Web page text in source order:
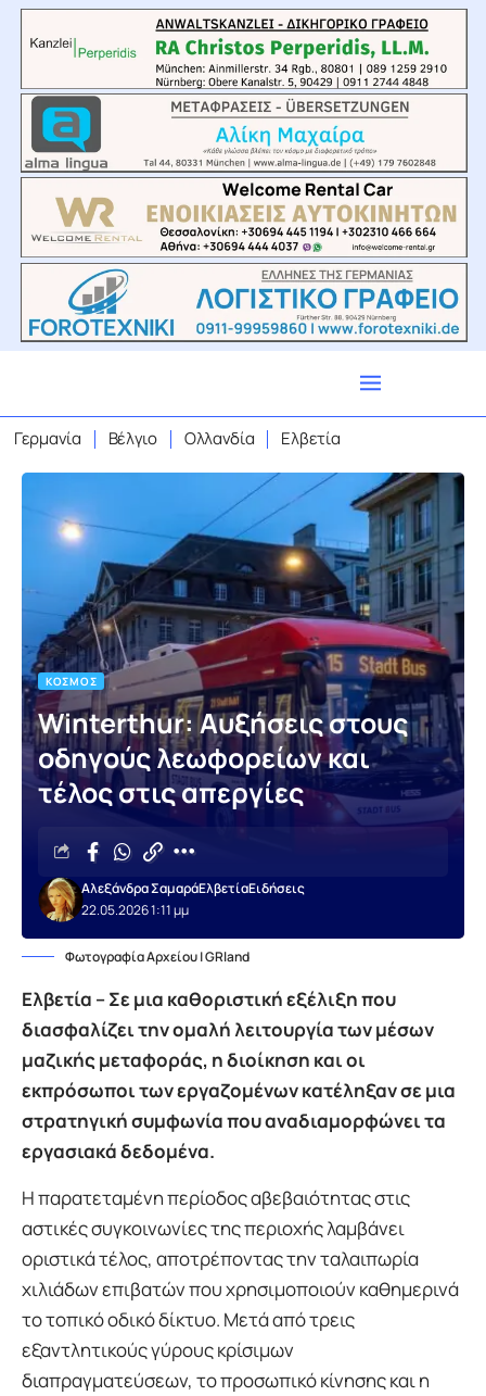
Γερμανία Βέλγιο Ολλανδία Ελβετία
ΚΌΣΜΟΣ
Winterthur: Αυξήσεις στους
οδηγούς λεωφορείων και
τέλος στις απεργίες
22.05.2026 1:11 μμ
Αλεξάνδρα ΣαμαράΕλβετίαΕιδήσεις
Φωτογραφία Αρχείου | GRland
Ελβετία – Σε μια καθοριστική εξέλιξη που
διασφαλίζει την ομαλή λειτουργία των μέσων
μαζικής μεταφοράς, η διοίκηση και οι
εκπρόσωποι των εργαζομένων κατέληξαν σε μια
στρατηγική συμφωνία που αναδιαμορφώνει τα
εργασιακά δεδομένα.
Η παρατεταμένη περίοδος αβεβαιότητας στις
αστικές συγκοινωνίες της περιοχής λαμβάνει
οριστικά τέλος, αποτρέποντας την ταλαιπωρία
χιλιάδων επιβατών που χρησιμοποιούν καθημερινά
το τοπικό οδικό δίκτυο. Μετά από τρεις
εξαντλητικούς γύρους κρίσιμων
διαπραγματεύσεων, το προσωπικό κίνησης και η